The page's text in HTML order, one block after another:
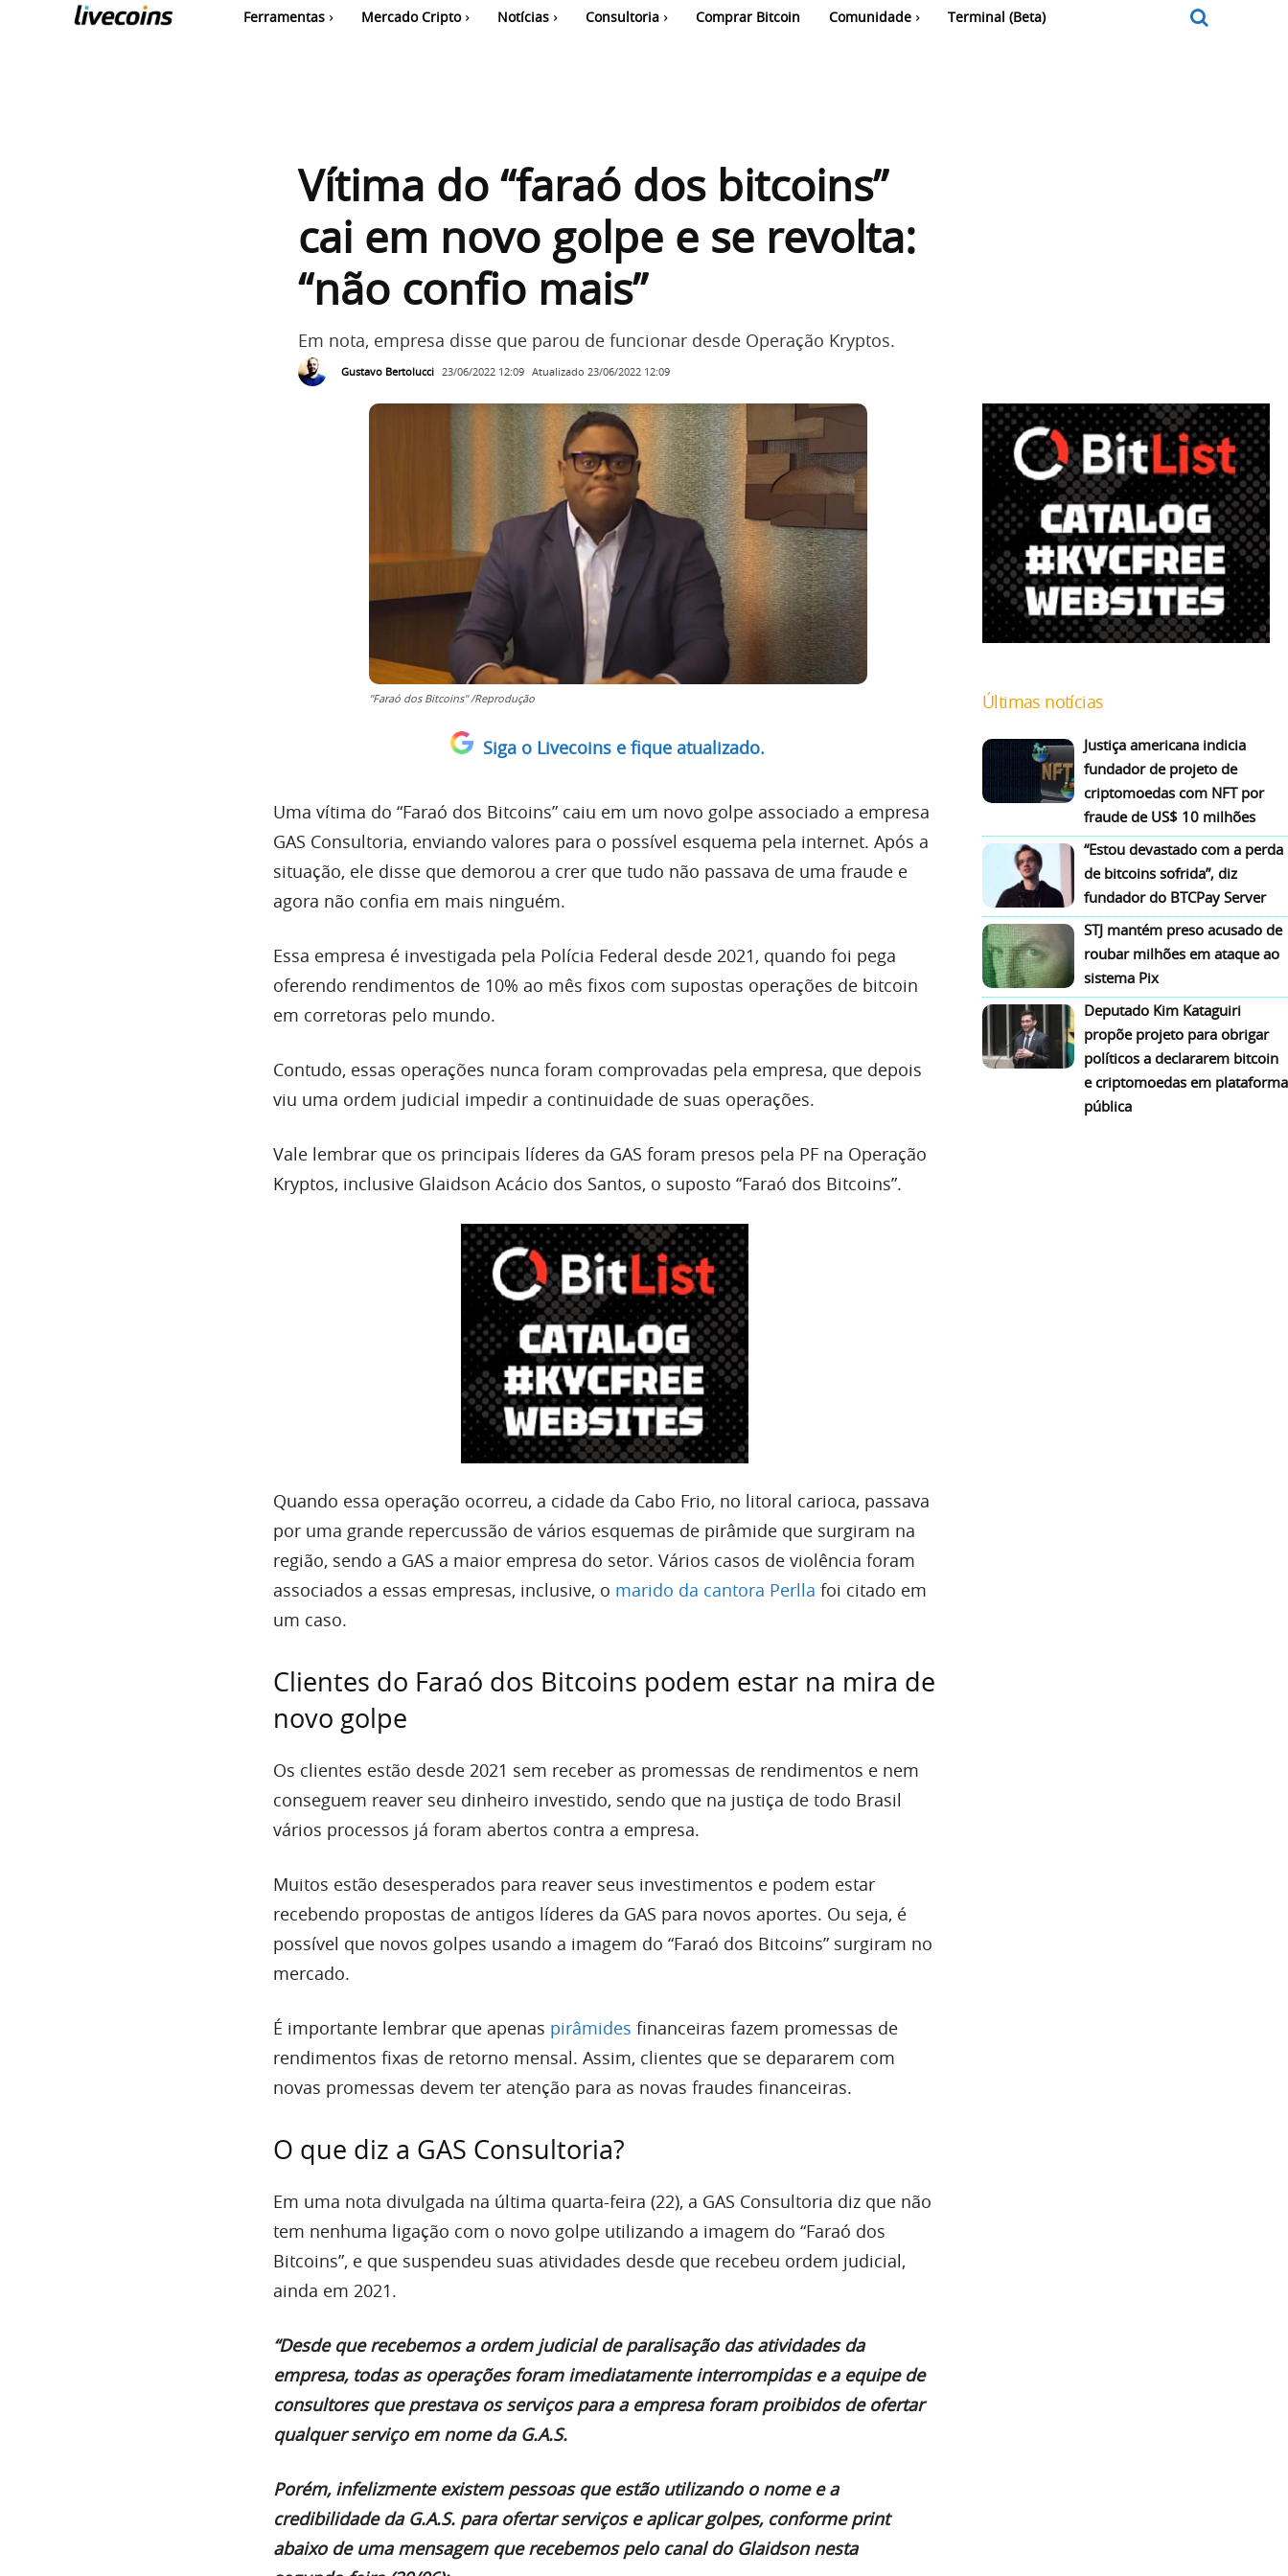
Ferramentas Mercado Cripto Notícias Consultoria Comprar Bitcoin Comunidade Terminal (Beta)
Vítima do “faraó dos bitcoins”
cai em novo golpe e se revolta:
“não confio mais”
Em nota, empresa disse que parou de funcionar desde Operação Kryptos.
Gustavo Bertolucci 23/06/2022 12:09 Atualizado 23/06/2022 12:09
"Faraó dos Bitcoins" /Reprodução
Siga o Livecoins e fique atualizado.
Uma vítima do “Faraó dos Bitcoins” caiu em um novo golpe associado a empresa
GAS Consultoria, enviando valores para o possível esquema pela internet. Após a
situação, ele disse que demorou a crer que tudo não passava de uma fraude e
agora não confia em mais ninguém.
Essa empresa é investigada pela Polícia Federal desde 2021, quando foi pega
oferendo rendimentos de 10% ao mês fixos com supostas operações de bitcoin
em corretoras pelo mundo.
Contudo, essas operações nunca foram comprovadas pela empresa, que depois
viu uma ordem judicial impedir a continuidade de suas operações.
Vale lembrar que os principais líderes da GAS foram presos pela PF na Operação
Kryptos, inclusive Glaidson Acácio dos Santos, o suposto “Faraó dos Bitcoins”.
Quando essa operação ocorreu, a cidade da Cabo Frio, no litoral carioca, passava
por uma grande repercussão de vários esquemas de pirâmide que surgiram na
região, sendo a GAS a maior empresa do setor. Vários casos de violência foram
associados a essas empresas, inclusive, o marido da cantora Perlla foi citado em
um caso.
Clientes do Faraó dos Bitcoins podem estar na mira de
novo golpe
Os clientes estão desde 2021 sem receber as promessas de rendimentos e nem
conseguem reaver seu dinheiro investido, sendo que na justiça de todo Brasil
vários processos já foram abertos contra a empresa.
Muitos estão desesperados para reaver seus investimentos e podem estar
recebendo propostas de antigos líderes da GAS para novos aportes. Ou seja, é
possível que novos golpes usando a imagem do “Faraó dos Bitcoins” surgiram no
mercado.
É importante lembrar que apenas pirâmides financeiras fazem promessas de
rendimentos fixas de retorno mensal. Assim, clientes que se depararem com
novas promessas devem ter atenção para as novas fraudes financeiras.
O que diz a GAS Consultoria?
Em uma nota divulgada na última quarta-feira (22), a GAS Consultoria diz que não
tem nenhuma ligação com o novo golpe utilizando a imagem do “Faraó dos
Bitcoins”, e que suspendeu suas atividades desde que recebeu ordem judicial,
ainda em 2021.
“Desde que recebemos a ordem judicial de paralisação das atividades da
empresa, todas as operações foram imediatamente interrompidas e a equipe de
consultores que prestava os serviços para a empresa foram proibidos de ofertar
qualquer serviço em nome da G.A.S.
Porém, infelizmente existem pessoas que estão utilizando o nome e a
credibilidade da G.A.S. para ofertar serviços e aplicar golpes, conforme print
abaixo de uma mensagem que recebemos pelo canal do Glaidson nesta
Últimas notícias
Justiça americana indicia
fundador de projeto de
criptomoedas com NFT por
fraude de US$ 10 milhões
“Estou devastado com a perda
de bitcoins sofrida”, diz
fundador do BTCPay Server
STJ mantém preso acusado de
roubar milhões em ataque ao
sistema Pix
Deputado Kim Kataguiri
propõe projeto para obrigar
políticos a declararem bitcoin
e criptomoedas em plataforma
pública